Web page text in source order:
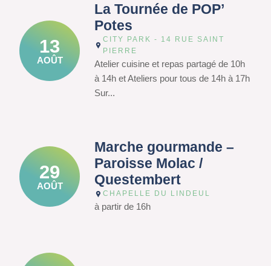
13
AOÛT
La Tournée de POP’
Potes
CITY PARK - 14 RUE SAINT
PIERRE
Atelier cuisine et repas partagé de 10h
à 14h et Ateliers pour tous de 14h à 17h
Sur...
29
AOÛT
Marche gourmande –
Paroisse Molac /
Questembert
CHAPELLE DU LINDEUL
à partir de 16h